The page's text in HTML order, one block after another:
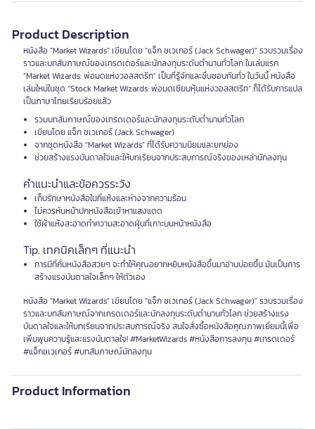
Product Description
หนังสือ "Market Wizards" เขียนโดย "แจ็ก ชเวเกอร์ (Jack Schwager)" รวบรวมเรื่อง
ราวและบทสัมภาษณ์ของเทรดเดอร์และนักลงทุนระดับตำนานทั่วโลก ในเล่มแรก
“Market Wizards: พ่อมดแห่งวอลสตรีท” เป็นที่รู้จักและชื่นชอบกันทั่ว ในวันนี้ หนังสือ
เล่มใหม่ในชุด “Stock Market Wizards: พ่อมดเซียนหุ้นแห่งวอลสตรีท” ก็ได้รับการแปล
เป็นภาษาไทยเรียบร้อยแล้ว
รวมบทสัมภาษณ์ของเทรดเดอร์และนักลงทุนระดับตำนานทั่วโลก
เขียนโดย แจ็ก ชเวเกอร์ (Jack Schwager)
จากชุดหนังสือ "Market Wizards" ที่ได้รับความนิยมและยกย่อง
ช่วยสร้างแรงบันดาลใจและให้บทเรียนจากประสบการณ์จริงของเหล่านักลงทุน
คำแนะนำและข้อควรระวัง
เก็บรักษาหนังสือในที่แห้งและห่างจากความร้อน
ไม่ควรหันหน้าปกหนังสือเข้าหาแสงแดด
ใช้ผ้าแห้งสะอาดทำความสะอาดฝุ่นที่เกาะบนหน้าหนังสือ
Tip. เทคนิคเล็กๆ ที่แนะนำ
การมีที่คั่นหนังสือสวยๆ จะทำให้คุณอยากหยิบหนังสือขึ้นมาอ่านบ่อยขึ้น มันเป็นการ
สร้างแรงบันดาลใจเล็กๆ ให้ตัวเอง
หนังสือ "Market Wizards" เขียนโดย "แจ็ก ชเวเกอร์ (Jack Schwager)" รวบรวมเรื่อง
ราวและบทสัมภาษณ์จากเทรดเดอร์และนักลงทุนระดับตำนานทั่วโลก ช่วยสร้างแรง
บันดาลใจและให้บทเรียนจากประสบการณ์จริง สนใจสั่งซื้อหนังสือคุณภาพเยี่ยมนี้เพื่อ
เพิ่มพูนความรู้และแรงบันดาลใจ! #MarketWizards #หนังสือการลงทุน #เทรดเดอร์
#แจ็กชเวเกอร์ #บทสัมภาษณ์นักลงทุน
Product Information